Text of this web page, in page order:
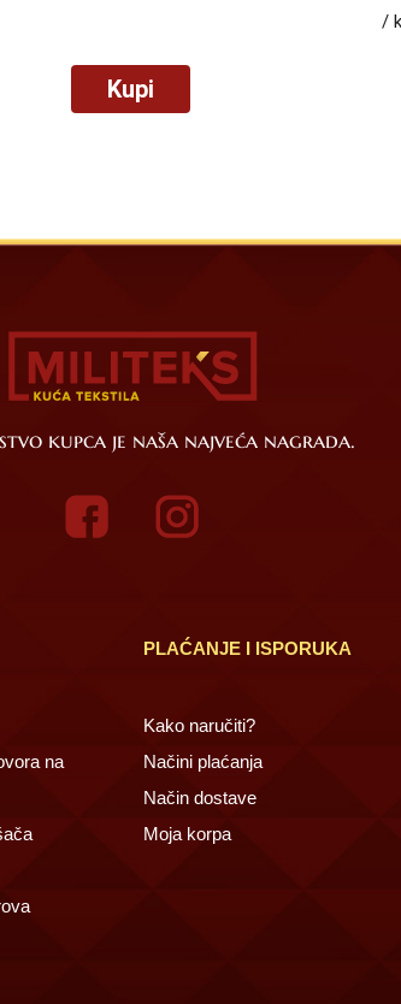
Kupi
/
kupca je naša najveća nagrada.
na
PLAĆANJE I ISPORUKA
Kako naručiti?
Načini plaćanja
Način dostave
Moja korpa